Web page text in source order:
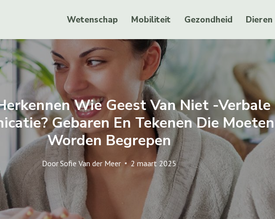
Wetenschap Mobiliteit Gezondheid Dieren
Wie Geest Van Niet -verbale
Gebaren En Tekenen Die Moeten
Worden Begrepen
DoorSofie Van der Meer 2 maart 2025